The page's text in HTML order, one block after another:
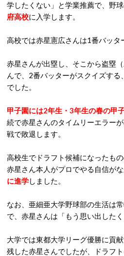
学したくない」と学業推薦で、野
府高校に入学します。
高校では赤星憲広さんは1番バッタ
赤星さんが出塁し、そこから盗塁
んで、2番バッターがスクイズす
でした。
甲子園には2年生・3年生の春の甲
続で赤星さんのタイムリーエラー
戦で敗退します。
高校生でドラフト候補になったも
赤星さん本人がプロでやる自信がな
に進学しました。
なお、亜細亜大学野球部の生活は
で、赤星さんは「もう思い出した
大学では東都大学リーグ優勝に貢
残した赤星さんでしたが、ドラフト